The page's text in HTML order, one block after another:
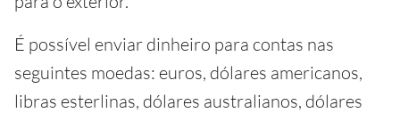
É possível enviar dinheiro para contas nas
seguintes moedas: euros, dólares americanos,
libras esterlinas, dólares australianos, dólares